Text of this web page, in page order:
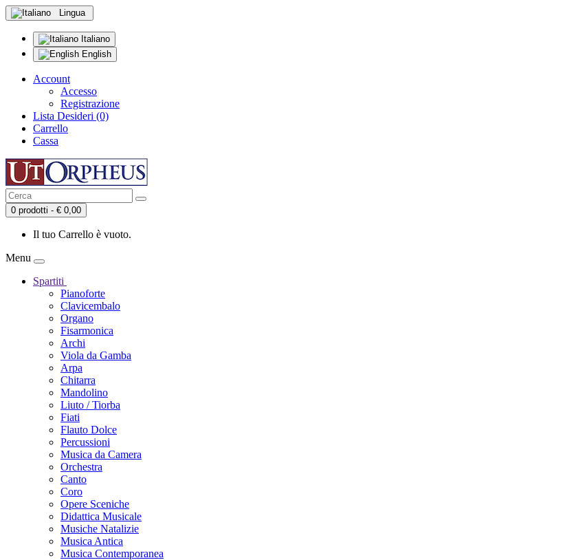
Lingua
Italiano
English
Account
Accesso
Registrazione
Lista Desideri (0)
Carrello
Cassa
0 prodotti - € 0,00
Il tuo Carrello è vuoto.
Menu
Spartiti
Pianoforte
Clavicembalo
Organo
Fisarmonica
Archi
Viola da Gamba
Arpa
Chitarra
Mandolino
Liuto / Tiorba
Fiati
Flauto Dolce
Percussioni
Musica da Camera
Orchestra
Canto
Coro
Opere Sceniche
Didattica Musicale
Musiche Natalizie
Musica Antica
Musica Contemporanea